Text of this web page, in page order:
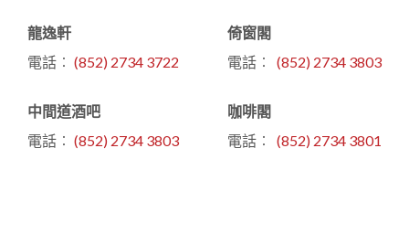
龍逸軒
電話︰ (852) 2734 3722
中間道酒吧
電話︰ (852) 2734 3803
倚窗閣
電話︰
(852) 2734 3803
咖啡閣
電話︰
(852) 2734 3801